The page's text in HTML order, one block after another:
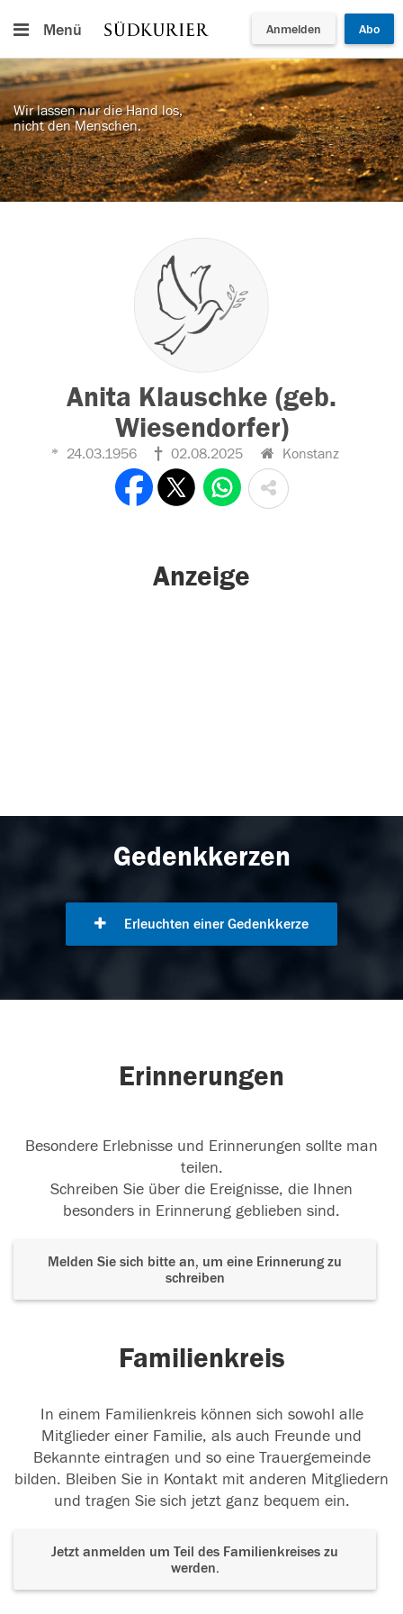
Menü Anmelden Abo
Wir lassen nur die Hand los,
nicht den Menschen.
Anita Klauschke (geb.
Wiesendorfer)
24.03.1956 02.08.2025 Konstanz
Anzeige
Gedenkkerzen
Erleuchten einer Gedenkkerze
Erinnerungen
Besondere Erlebnisse und Erinnerungen sollte man
teilen.
Schreiben Sie über die Ereignisse, die Ihnen
besonders in Erinnerung geblieben sind.
Melden Sie sich bitte an, um eine Erinnerung zu
schreiben
Familienkreis
In einem Familienkreis können sich sowohl alle
Mitglieder einer Familie, als auch Freunde und
Bekannte eintragen und so eine Trauergemeinde
bilden. Bleiben Sie in Kontakt mit anderen Mitgliedern
und tragen Sie sich jetzt ganz bequem ein.
Jetzt anmelden um Teil des Familienkreises zu
werden.